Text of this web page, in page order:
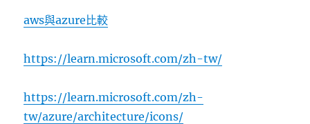
aws與azure比較
https://learn.microsoft.com/zh-tw/
https://learn.microsoft.com/zh-
tw/azure/architecture/icons/